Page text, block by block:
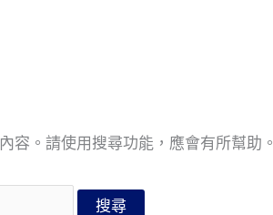
容。請使用搜尋功能，應會有所幫助。